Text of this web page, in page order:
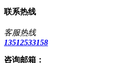
联系热线
客服热线
13512533158
咨询邮箱：